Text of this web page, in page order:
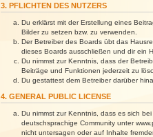
3. PFLICHTEN DES NUTZERS
Du erklärst mit der Erstellung eines
Bilder zu setzen bzw. zu verwenden.
Der Betreiber des Boards übt das
dieses Boards ausschließen und dir ein
Du nimmst zur Kenntnis, dass der
Beiträge und Funktionen jederzeit zu
Du gestattest dem Betreiber darüber
4. GENERAL PUBLIC LICENSE
Du nimmst zur Kenntnis, dass es sich bei
deutschsprachige Community unter
nicht untersagen oder auf Inhalte